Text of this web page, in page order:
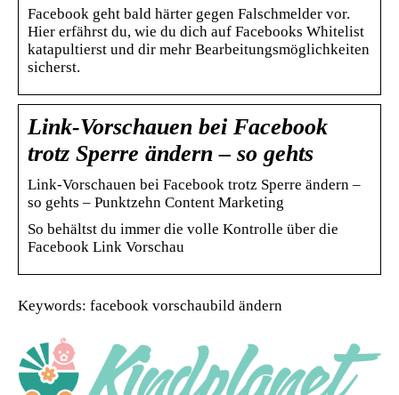
Facebook geht bald härter gegen Falschmelder vor.
Hier erfährst du, wie du dich auf Facebooks Whitelist
katapultierst und dir mehr Bearbeitungsmöglichkeiten
sicherst.
Link-Vorschauen bei Facebook
trotz Sperre ändern – so gehts
Link-Vorschauen bei Facebook trotz Sperre ändern –
so gehts – Punktzehn Content Marketing
So behältst du immer die volle Kontrolle über die
Facebook Link Vorschau
Keywords: facebook vorschaubild ändern